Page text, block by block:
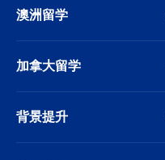
澳洲留学
加拿大留学
背景提升